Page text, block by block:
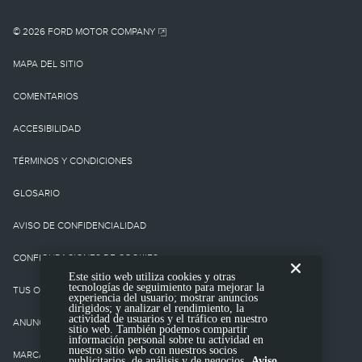
cargo por
destino/entrega como
tampoco cargos o
impuestos
gubernamentales ni
cargos por
financiamiento, cargo de
procesamiento de la
tienda, cargo de
presentación electrónica
ni cargo por prueba de
© 2026 FORD MOTOR COMPANY
MAPA DEL SITIO
COMENTARIOS
ACCESIBILIDAD
TÉRMINOS Y CONDICIONES
GLOSARIO
AVISO DE CONFIDENCIALIDAD
CONFIGURACIONES DE COOKIES
TUS OPCIONES DE CONFIDENCIALIIDAD
ANUNCIOS BASADOS EN INTERESES
MARCAS COMERCIALES DE TERCEROS
Este sitio web utiliza cookies y otras
tecnologías de seguimiento para mejorar la
experiencia del usuario; mostrar anuncios
dirigidos; y analizar el rendimiento, la
actividad de usuarios y el tráfico en nuestro
sitio web. También podemos compartir
información personal sobre tu actividad en
nuestro sitio web con nuestros socios